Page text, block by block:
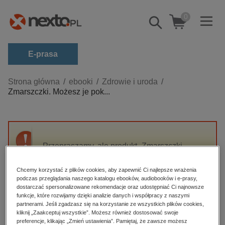
Pokaż/schowaj
wyszukiwarkę
0
E-prasa
Kategorie
Zobacz wszystkie E-prasa
budownictwo, aranżacja wnętrz
darmowe wydania
edukacja
hobby, sport, rozrywka
komputery, internet, technologie, informatyka
Strona główna ebooki
Zdrowie i uroda
Zmarszczki. Możesz je pok...
Przepraszamy, ale produkt „Zmarszczki.
High-contrast mode
Polecane
Chcemy korzystać z plików cookies, aby zapewnić Ci najlepsze wrażenia
podczas przeglądania naszego katalogu ebooków, audiobooków i e-prasy,
dostarczać spersonalizowane rekomendacje oraz udostępniać Ci najnowsze
funkcje, które rozwijamy dzięki analizie danych i współpracy z naszymi
partnerami. Jeśli zgadzasz się na korzystanie ze wszystkich plików cookies,
kliknij „Zaakceptuj wszystkie”. Możesz również dostosować swoje
preferencje, klikając „Zmień ustawienia”. Pamiętaj, że zawsze możesz